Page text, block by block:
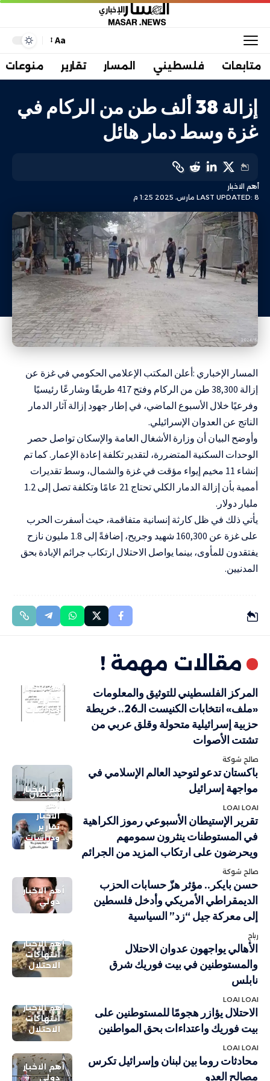
Aa
متابعات فلسطيني المسار تقارير منوعات
إزالة 38 ألف طن من الركام في
غزة وسط دمار هائل
LAST UPDATED: 8 مارس، 2025 1:25 م
أهم الاخبار
المسار الإخباري :أعلن المكتب الإعلامي الحكومي في غزة عن
إزالة 38,300 طن من الركام وفتح 417 طريقًا وشارعًا رئيسيًا
وفرعيًا خلال الأسبوع الماضي، في إطار جهود إزالة آثار الدمار
الناتج عن العدوان الإسرائيلي.
وأوضح البيان أن وزارة الأشغال العامة والإسكان تواصل حصر
الوحدات السكنية المتضررة، لتقدير تكلفة إعادة الإعمار. كما تم
إنشاء 11 مخيم إيواء مؤقت في غزة والشمال، وسط تقديرات
أممية بأن إزالة الدمار الكلي تحتاج 21 عامًا وتكلفة تصل إلى 1.2
مليار دولار.
يأتي ذلك في ظل كارثة إنسانية متفاقمة، حيث أسفرت الحرب
على غزة عن 160,300 شهيد وجريح، إضافةً إلى 1.8 مليون نازح
يفتقدون للمأوى، بينما يواصل الاحتلال ارتكاب جرائم الإبادة بحق
المدنيين.
مقالات مهمة !
أهم الاخبار
تقارير
ودراسات
المركز الفلسطيني للتوثيق والمعلومات
«ملف» انتخابات الكنيست الـ26.. خريطة
حزبية إسرائيلية متحولة وقلق عربي من
تشتت الأصوات
صالح شوكة
أهم الاخبار
باكستان تدعو لتوحيد العالم الإسلامي في
مواجهة إسرائيل
LOAI LOAI
استيطان
أهم
الاخبار
تقارير
ودراسات
تقرير الإستيطان الأسبوعي رموز الكراهية
في المستوطنات ينثرون سمومهم
ويحرضون على ارتكاب المزيد من الجرائم
صالح شوكة
أهم الاخبار
دولي
حسن بايكر.. مؤثر هزّ حسابات الحزب
الديمقراطي الأمريكي وأدخل فلسطين
إلى معركة جيل “زد” السياسية
رباح
أهم الاخبار
انتهاكات
الاحتلال
الأهالي يواجهون عدوان الاحتلال
والمستوطنين في بيت فوريك شرق
نابلس
LOAI LOAI
أهم الاخبار
انتهاكات
الاحتلال
الاحتلال يؤازر هجومًا للمستوطنين على
بيت فوريك واعتداءات بحق المواطنين
LOAI LOAI
أهم الاخبار
دولي
محادثات روما بين لبنان وإسرائيل تكرس
مصالح العدو